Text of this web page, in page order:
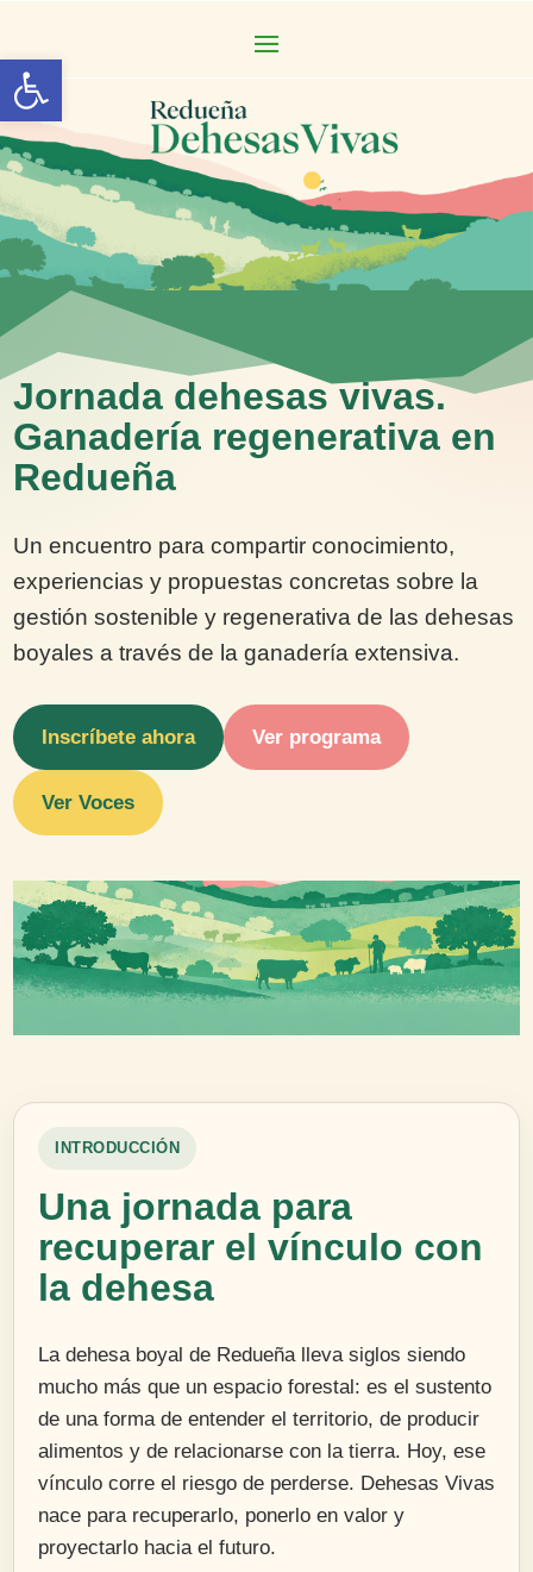
Abrir barra de herramientas
Jornada dehesas vivas.
Ganadería regenerativa en
Redueña
Un encuentro para compartir conocimiento,
experiencias y propuestas concretas sobre la
gestión sostenible y regenerativa de las dehesas
boyales a través de la ganadería extensiva.
Inscríbete ahora Ver programa
Ver Voces
INTRODUCCIÓN
Una jornada para
recuperar el vínculo con
la dehesa
La dehesa boyal de Redueña lleva siglos siendo
mucho más que un espacio forestal: es el sustento
de una forma de entender el territorio, de producir
alimentos y de relacionarse con la tierra. Hoy, ese
vínculo corre el riesgo de perderse. Dehesas Vivas
nace para recuperarlo, ponerlo en valor y
proyectarlo hacia el futuro.